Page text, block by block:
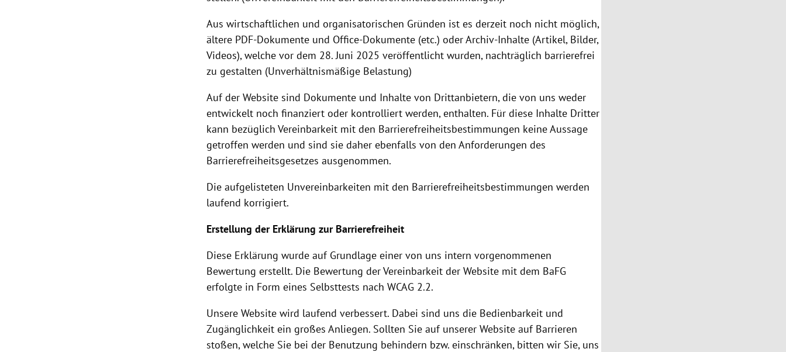
Aus wirtschaftlichen und organisatorischen Gründen ist es derzeit noch nicht möglich,
ältere PDF-Dokumente und Office-Dokumente (etc.) oder Archiv-Inhalte (Artikel, Bilder,
Videos), welche vor dem 28. Juni 2025 veröffentlicht wurden, nachträglich barrierefrei
zu gestalten (Unverhältnismäßige Belastung)
Auf der Website sind Dokumente und Inhalte von Drittanbietern, die von uns weder
entwickelt noch finanziert oder kontrolliert werden, enthalten. Für diese Inhalte Dritter
kann bezüglich Vereinbarkeit mit den Barrierefreiheitsbestimmungen keine Aussage
getroffen werden und sind sie daher ebenfalls von den Anforderungen des
Barrierefreiheitsgesetzes ausgenommen.
Die aufgelisteten Unvereinbarkeiten mit den Barrierefreiheitsbestimmungen werden
laufend korrigiert.
Erstellung der Erklärung zur Barrierefreiheit
Diese Erklärung wurde auf Grundlage einer von uns intern vorgenommenen
Bewertung erstellt. Die Bewertung der Vereinbarkeit der Website mit dem BaFG
erfolgte in Form eines Selbsttests nach WCAG 2.2.
Unsere Website wird laufend verbessert. Dabei sind uns die Bedienbarkeit und
Zugänglichkeit ein großes Anliegen. Sollten Sie auf unserer Website auf Barrieren
stoßen, welche Sie bei der Benutzung behindern bzw. einschränken, bitten wir Sie, uns